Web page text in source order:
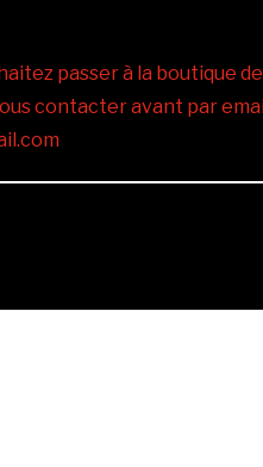
passer à la boutique
contacter avant par